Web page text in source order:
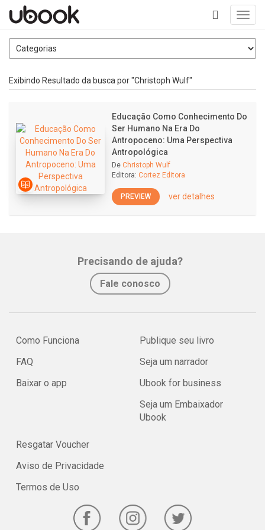
+
Exibindo Resultado da busca por "Christoph Wulf"
Educação Como Conhecimento Do
Ser Humano Na Era Do
Antropoceno: Uma Perspectiva
Antropológica
De Christoph Wulf
Editora: Cortez Editora
PREVIEW ver detalhes
Precisando de ajuda?
Fale conosco
Como Funciona
FAQ
Baixar o app
Publique seu livro
Seja um narrador
Ubook for business
Seja um Embaixador
Ubook
Resgatar Voucher
Aviso de Privacidade
Termos de Uso